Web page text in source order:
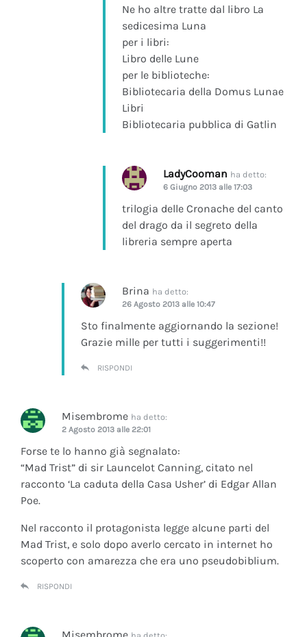
Ne ho altre tratte dal libro La
sedicesima Luna
per i libri:
Libro delle Lune
per le biblioteche:
Bibliotecaria della Domus Lunae
Libri
Bibliotecaria pubblica di Gatlin
LadyCooman ha detto:
6 Giugno 2013 alle 17:03
trilogia delle Cronache del canto
del drago da il segreto della
libreria sempre aperta
Brina ha detto:
26 Agosto 2013 alle 10:47
Sto finalmente aggiornando la sezione!
Grazie mille per tutti i suggerimenti!!
RISPONDI
Misembrome ha detto:
2 Agosto 2013 alle 22:01
Forse te lo hanno già segnalato:
“Mad Trist” di sir Launcelot Canning, citato nel
racconto ‘La caduta della Casa Usher’ di Edgar Allan
Poe.
Nel racconto il protagonista legge alcune parti del
Mad Trist, e solo dopo averlo cercato in internet ho
scoperto con amarezza che era uno pseudobiblium.
RISPONDI